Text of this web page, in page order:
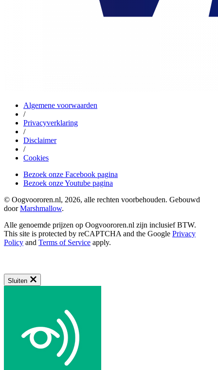
Algemene voorwaarden
/
Privacyverklaring
/
Disclaimer
/
Cookies
Bezoek onze Facebook pagina
Bezoek onze Youtube pagina
© Oogvoororen.nl, 2026, alle rechten voorbehouden. Gebouwd
doorMarshmallow.
Alle genoemde prijzen op Oogvoororen.nl zijn inclusief BTW.
This site is protected by reCAPTCHA and the Google Privacy
Policy and Terms of Service apply.
Sluiten